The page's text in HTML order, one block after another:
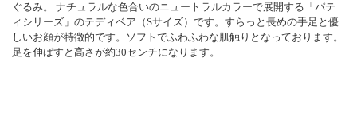
ぐるみ。 ナチュラルな色合いのニュートラルカラーで展開する「パテ
ィシリーズ」のテディベア（Sサイズ）です。すらっと長めの手足と優
しいお顔が特徴的です。ソフトでふわふわな肌触りとなっております。
足を伸ばすと高さが約30センチになります。